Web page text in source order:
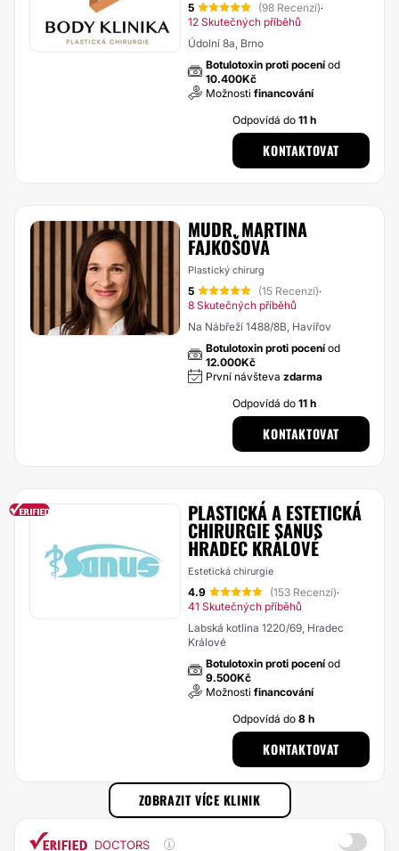
5 (98 Recenzí)·
12 Skutečných příběhů
Údolní 8a, Brno
Botulotoxin proti poceníod
10.400Kč
Možnosti financování
Odpovídá do11 h
KONTAKTOVAT
MUDR. MARTINA
FAJKOŠOVÁ
Plastický chirurg
5 (15 Recenzí)·
8 Skutečných příběhů
Na Nábřeží 1488/8B, Havířov
Botulotoxin proti poceníod
12.000Kč
První návšteva zdarma
Odpovídá do11 h
KONTAKTOVAT
PLASTICKÁ A ESTETICKÁ
CHIRURGIE SANUS
HRADEC KRÁLOVÉ
Estetická chirurgie
4.9 (153 Recenzí)·
41 Skutečných příběhů
Labská kotlina 1220/69, Hradec
Králové
Botulotoxin proti poceníod
9.500Kč
Možnosti financování
Odpovídá do8 h
KONTAKTOVAT
ZOBRAZIT VÍCE KLINIK
DOCTORS